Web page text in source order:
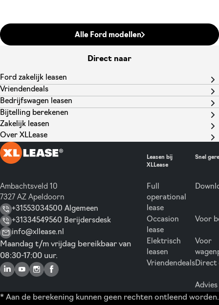
Alle Ford modellen
Direct naar
Ford zakelijk leasen
Vriendendeals
Bedrijfswagen leasen
Bijtelling berekenen
Zakelijk leasen
Over XLLease
Ambachtsveld 10
7327 AZ Apeldoorn
+31553034500 Algemeen
+31334549560 Berijdersdesk
info@xllease.nl
Maandag t/m vrijdag bereikbaar van
08:30-17:00 uur.
Leasen bij
XLLease
Full
operational
lease
Occasion
lease
Elektrisch
leasen
Vriendendeals
Snel
Voor
Voor
Direct
* Aan de berekening kunnen geen rechten ontleend worden.